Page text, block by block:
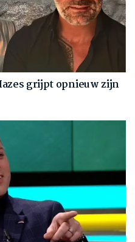
grijpt opnieuw zijn